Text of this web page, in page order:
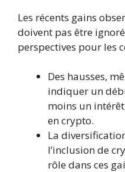
Les récents gains
doivent pas être
perspectives pour les
Des hausses,
indiquer un
moins un
en crypto.
La
l’inclusion de
rôle dans ces